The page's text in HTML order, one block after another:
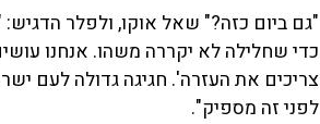
"גם ביום כזה?" שאל אוקו, ולפלר
כדי שחלילה לא יקררה משהו. אנחנו
צריכים את העזרה'. חגיגה גדולה לעם
לפני זה מספיק".